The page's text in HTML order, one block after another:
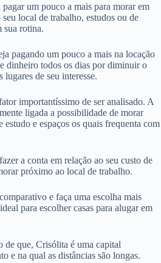
um pouco a mais para morar em
local de trabalho, estudos ou de
sua rotina.
pagando um pouco a mais na locação
dinheiro todos os dias por diminuir o
lugares de seu interesse.
importantíssimo de ser analisado. A
ligada a possibilidade de morar
e espaços os quais frequenta com
a conta em relação ao seu custo de
próximo ao local de trabalho.
e faça uma escolha mais
para escolher casas para alugar em
de que, Crisólita é uma capital
e na qual as distâncias são longas.